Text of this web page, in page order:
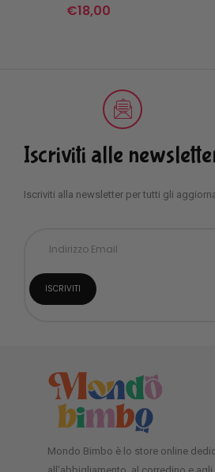
€18,00
Iscriviti alle
Iscriviti alla newsletter per tutti gli
Mondo Bimbo è lo store online